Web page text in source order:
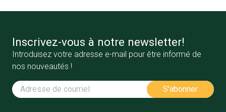
Inscrivez-vous à notre newsletter!
Introduisez votre adresse e-mail pour être informé de
nos nouveautés !